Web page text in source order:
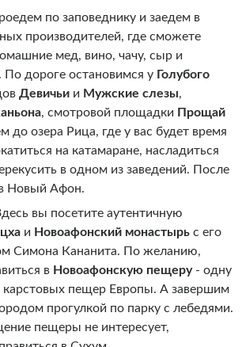
по заповеднику и заедем в
производителей, где сможете
мед, вино, чачу, сыр и
По дороге остановимся у Голубого
Девичьии Мужские слезы,
, смотровой площадки Прощай
до озера Рица, где у вас будет время
на катамаране, насладиться
в одном из заведений. После
Новый Афон.
вы посетите аутентичную
и Новоафонский монастырьс его
Симона Кананита. По желанию,
в Новоафонскую пещеру- одну
карстовых пещер Европы. А завершим
прогулкой по парку с лебедями.
пещеры не интересует,